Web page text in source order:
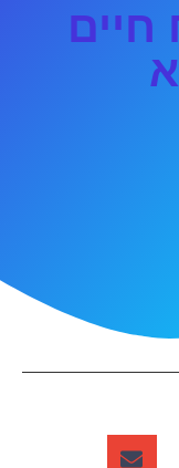
חיים